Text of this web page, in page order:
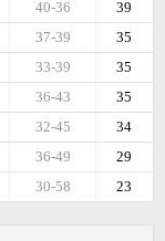
39
40-36
35
37-39
35
33-39
35
36-43
34
32-45
29
36-49
23
30-58